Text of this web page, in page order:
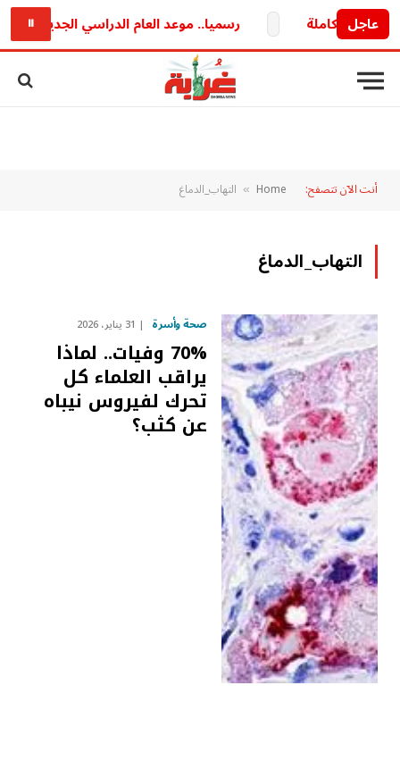
عاجل رسميا.. موعد العام الدراسي الجديد 2026/2027 وخريطة الدراسة والامتحانات كاملة ⏸
أنت الآن تتصفح: Home
» التهاب_الدماغ
التهاب_الدماغ
صحة وأسرة 31 يناير، 2026
70% وفيات.. لماذا
يراقب العلماء كل
تحرك لفيروس نيباه
عن كثب؟